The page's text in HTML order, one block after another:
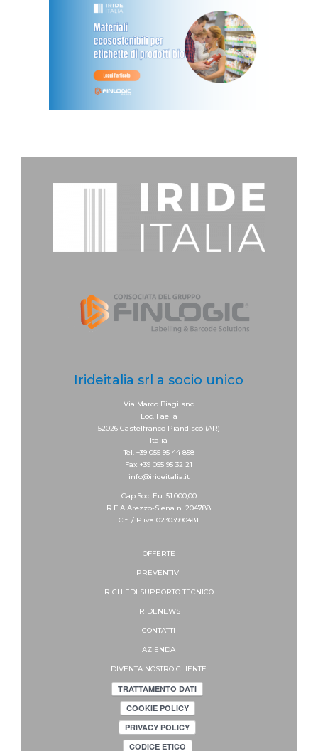
Irideitalia srl a socio unico
Via Marco Biagi snc
Loc. Faella
52026 Castelfranco Piandiscò (AR)
Italia
Tel. +39 055 95 44 858
Fax +39 055 95 32 21
info@irideitalia.it
Cap.Soc. Eu. 51.000,00
R.E.A Arezzo-Siena n. 204788
C.f. / P.iva 02303990481
OFFERTE
PREVENTIVI
RICHIEDI SUPPORTOTECNICO
IRIDENEWS
CONTATTI
AZIENDA
DIVENTA NOSTRO CLIENTE